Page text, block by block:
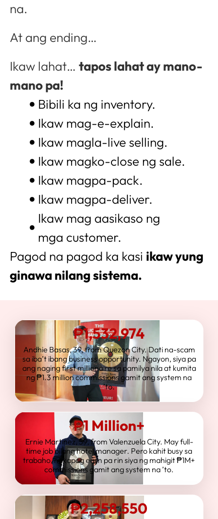
na.
At ang ending…
Ikaw lahat… tapos lahat ay mano-
mano pa!
Bibili ka ng inventory.
Ikaw mag-e-explain.
Ikaw magla-live selling.
Ikaw magko-close ng sale.
Ikaw magpa-pack.
Ikaw magpa-deliver.
Ikaw mag aasikaso ng
mga customer.
Pagod na pagod ka kasi ikaw yung
ginawa nilang sistema.
₱1,532,974
Andhie Basas, 39, from Quezon City. Dati na-scam
sa iba’t ibang business opportunity. Ngayon, siya pa
ang naging first millionaire sa pamilya nila at kumita
ng ₱1.3 million commissions gamit ang system na
’to.
₱1 Million+
Ernie Martinez, 59, from Valenzuela City. May full-
time job bilang hotel manager. Pero kahit busy sa
trabaho, nakapag earn pa rin siya ng mahigit ₱1M+
commissions gamit ang system na ’to.
₱2,258,550